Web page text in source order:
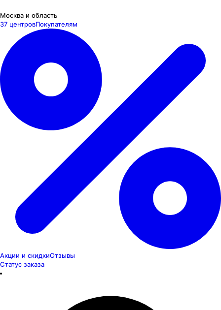
Москва и область
37 центровПокупателям
Акции и скидкиОтзывы
Статус заказа